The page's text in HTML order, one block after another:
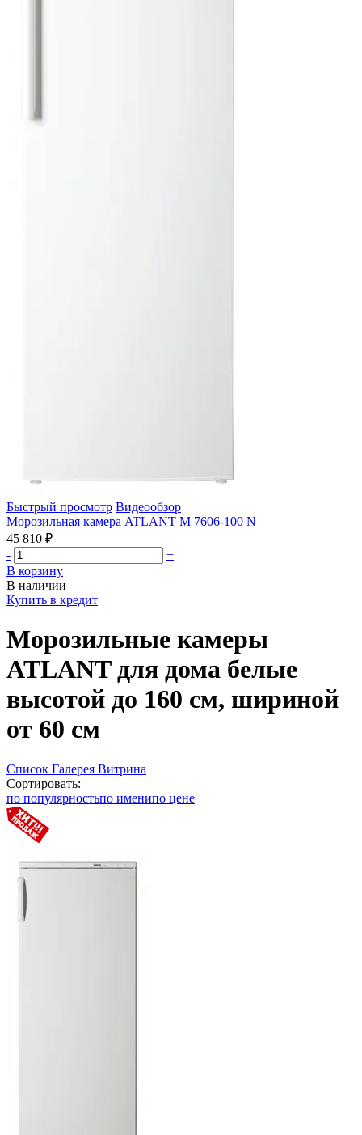
Быстрый просмотр Видеообзор
Морозильная камера ATLANT М 7606-100 N
45 810 ₽
-
+
В корзину
В наличии
Купить в кредит
Морозильные камеры
ATLANT для дома белые
высотой до 160 см, шириной
от 60 см
Список Галерея Витрина
Сортировать:
по популярностьпо именипо цене